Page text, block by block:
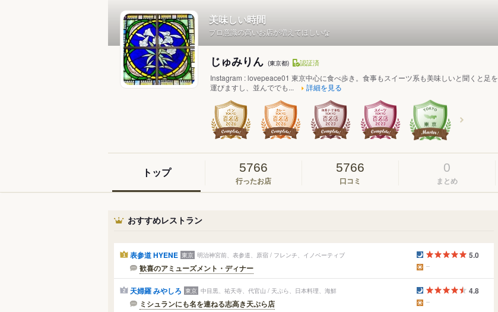
美味しい時間
プロ意識の高いお店が増えてほしいな
じゅみりん (東京都) 認証済
Instagram : lovepeace01 東京中心に食べ歩き。食事もスイーツ系も美味しいと聞くと足を
運びますし、並んででも...
詳細を見る
トップ 5766
行ったお店
5766
口コミ
0
まとめ
おすすめレストラン
1 表参道 HYENE 東京 明治神宮前、表参道、原宿 / フレンチ、イノベーティブ
歓喜のアミューズメント・ディナー
5.0
2 天婦羅 みやしろ 東京 中目黒、祐天寺、代官山 / 天ぷら、日本料理、海鮮
ミシュランにも名を連ねる志高き天ぷら店
4.8